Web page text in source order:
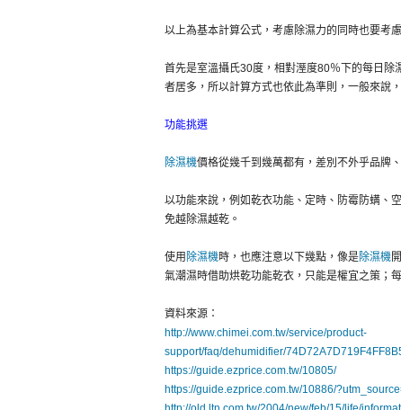
以上為基本計算公式，考慮除濕力的同時也要考
首先是室溫攝氏30度，相對溼度80％下的每日
者居多，所以計算方式也依此為準則，一般來說
功能挑選
除濕機價格從幾千到幾萬都有，差別不外乎品牌
以功能來說，例如乾衣功能、定時、防霉防螨、
免越除濕越乾。
使用 除濕機時，也應注意以下幾點，像是除濕機
氣潮濕時借助烘乾功能乾衣，只能是權宜之策；
資料來源：
http://www.chimei.com.tw/service/product-
support/faq/dehumidifier/
https://guide.ezprice.com.tw/10805/
https://guide.ezprice.com.tw/10886/